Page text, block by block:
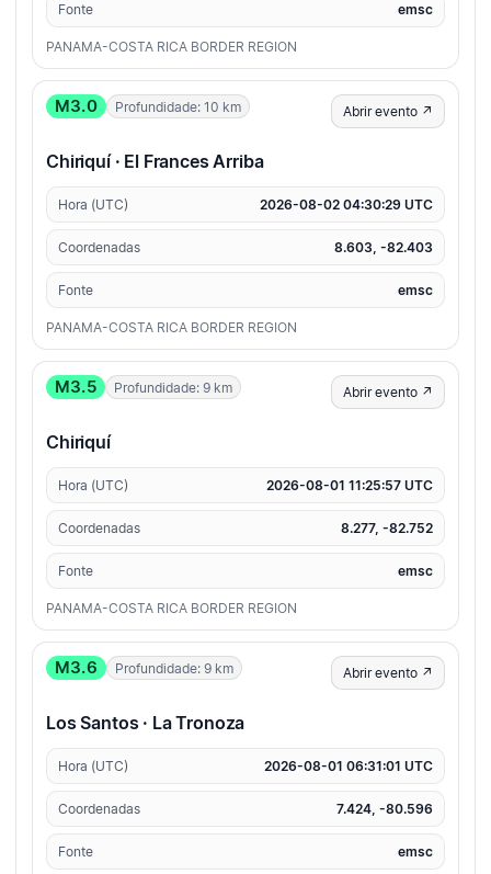
Fonte emsc
PANAMA-COSTA RICA BORDER REGION
M3.0 Profundidade: 10 km Abrir evento ↗
Chiriquí · El Frances Arriba
Hora (UTC) 2026-08-02 04:30:29 UTC
Coordenadas 8.603, -82.403
Fonte emsc
PANAMA-COSTA RICA BORDER REGION
M3.5 Profundidade: 9 km Abrir evento ↗
Chiriquí
Hora (UTC) 2026-08-01 11:25:57 UTC
Coordenadas 8.277, -82.752
Fonte emsc
PANAMA-COSTA RICA BORDER REGION
M3.6 Profundidade: 9 km Abrir evento ↗
Los Santos · La Tronoza
Hora (UTC) 2026-08-01 06:31:01 UTC
Coordenadas 7.424, -80.596
Fonte emsc